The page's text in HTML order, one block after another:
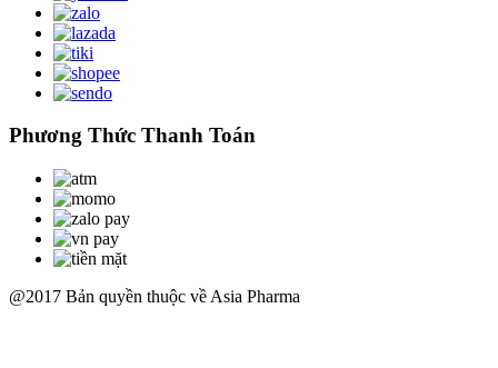
Phương Thức Thanh Toán
@2017 Bản quyền thuộc về Asia Pharma